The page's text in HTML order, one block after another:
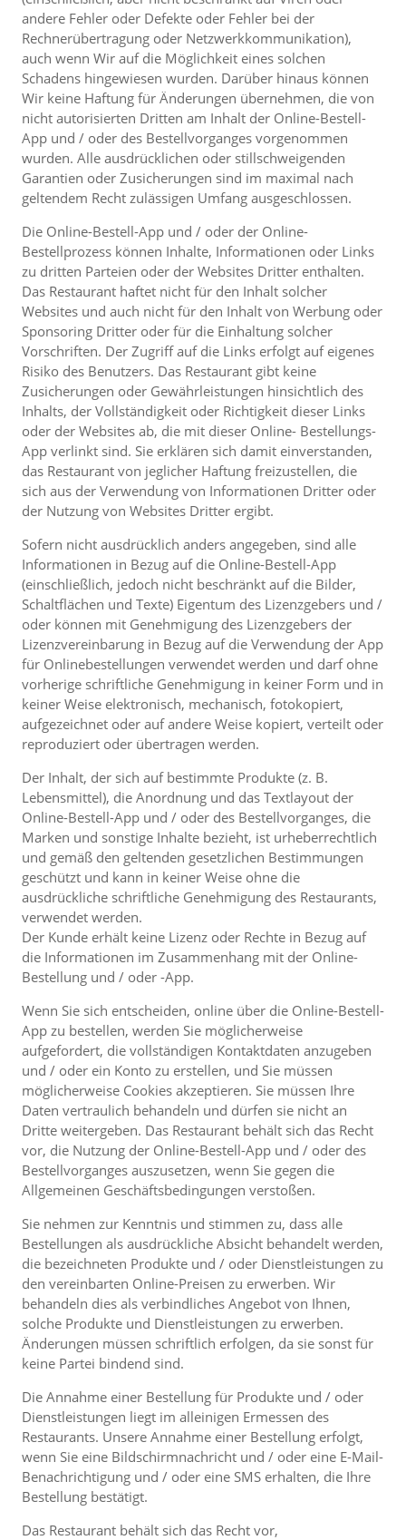
andere Fehler oder Defekte oder Fehler bei der
Rechnerübertragung oder Netzwerkkommunikation),
auch wenn Wir auf die Möglichkeit eines solchen
Schadens hingewiesen wurden. Darüber hinaus können
Wir keine Haftung für Änderungen übernehmen, die von
nicht autorisierten Dritten am Inhalt der Online-Bestell-
App und / oder des Bestellvorganges vorgenommen
wurden. Alle ausdrücklichen oder stillschweigenden
Garantien oder Zusicherungen sind im maximal nach
geltendem Recht zulässigen Umfang ausgeschlossen.
Die Online-Bestell-App und / oder der Online-
Bestellprozess können Inhalte, Informationen oder Links
zu dritten Parteien oder der Websites Dritter enthalten.
Das Restaurant haftet nicht für den Inhalt solcher
Websites und auch nicht für den Inhalt von Werbung oder
Sponsoring Dritter oder für die Einhaltung solcher
Vorschriften. Der Zugriff auf die Links erfolgt auf eigenes
Risiko des Benutzers. Das Restaurant gibt keine
Zusicherungen oder Gewährleistungen hinsichtlich des
Inhalts, der Vollständigkeit oder Richtigkeit dieser Links
oder der Websites ab, die mit dieser Online- Bestellungs-
App verlinkt sind. Sie erklären sich damit einverstanden,
das Restaurant von jeglicher Haftung freizustellen, die
sich aus der Verwendung von Informationen Dritter oder
der Nutzung von Websites Dritter ergibt.
Sofern nicht ausdrücklich anders angegeben, sind alle
Informationen in Bezug auf die Online-Bestell-App
(einschließlich, jedoch nicht beschränkt auf die Bilder,
Schaltflächen und Texte) Eigentum des Lizenzgebers und /
oder können mit Genehmigung des Lizenzgebers der
Lizenzvereinbarung in Bezug auf die Verwendung der App
für Onlinebestellungen verwendet werden und darf ohne
vorherige schriftliche Genehmigung in keiner Form und in
keiner Weise elektronisch, mechanisch, fotokopiert,
aufgezeichnet oder auf andere Weise kopiert, verteilt oder
reproduziert oder übertragen werden.
Der Inhalt, der sich auf bestimmte Produkte (z. B.
Lebensmittel), die Anordnung und das Textlayout der
Online-Bestell-App und / oder des Bestellvorganges, die
Marken und sonstige Inhalte bezieht, ist urheberrechtlich
und gemäß den geltenden gesetzlichen Bestimmungen
geschützt und kann in keiner Weise ohne die
ausdrückliche schriftliche Genehmigung des Restaurants,
verwendet werden.
Der Kunde erhält keine Lizenz oder Rechte in Bezug auf
die Informationen im Zusammenhang mit der Online-
Bestellung und / oder -App.
Wenn Sie sich entscheiden, online über die Online-Bestell-
App zu bestellen, werden Sie möglicherweise
aufgefordert, die vollständigen Kontaktdaten anzugeben
und / oder ein Konto zu erstellen, und Sie müssen
möglicherweise Cookies akzeptieren. Sie müssen Ihre
Daten vertraulich behandeln und dürfen sie nicht an
Dritte weitergeben. Das Restaurant behält sich das Recht
vor, die Nutzung der Online-Bestell-App und / oder des
Bestellvorganges auszusetzen, wenn Sie gegen die
Allgemeinen Geschäftsbedingungen verstoßen.
Sie nehmen zur Kenntnis und stimmen zu, dass alle
Bestellungen als ausdrückliche Absicht behandelt werden,
die bezeichneten Produkte und / oder Dienstleistungen zu
den vereinbarten Online-Preisen zu erwerben. Wir
behandeln dies als verbindliches Angebot von Ihnen,
solche Produkte und Dienstleistungen zu erwerben.
Änderungen müssen schriftlich erfolgen, da sie sonst für
keine Partei bindend sind.
Die Annahme einer Bestellung für Produkte und / oder
Dienstleistungen liegt im alleinigen Ermessen des
Restaurants. Unsere Annahme einer Bestellung erfolgt,
wenn Sie eine Bildschirmnachricht und / oder eine E-Mail-
Benachrichtigung und / oder eine SMS erhalten, die Ihre
Bestellung bestätigt.
Das Restaurant behält sich das Recht vor,